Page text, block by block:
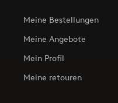
Meine Bestellungen
Meine Angebote
Mein Profil
Meine retouren